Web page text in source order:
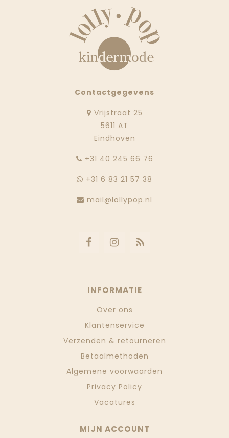
Contactgegevens
Vrijstraat 25
5611 AT
Eindhoven
‭+31 40 245 66 76
+31 6 83 21 57 38
mail@lollypop.nl
INFORMATIE
Over ons
Klantenservice
Verzenden & retourneren
Betaalmethoden
Algemene voorwaarden
Privacy Policy
Vacatures
MIJN ACCOUNT